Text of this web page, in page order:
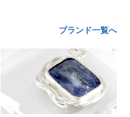
ブランド一覧へ